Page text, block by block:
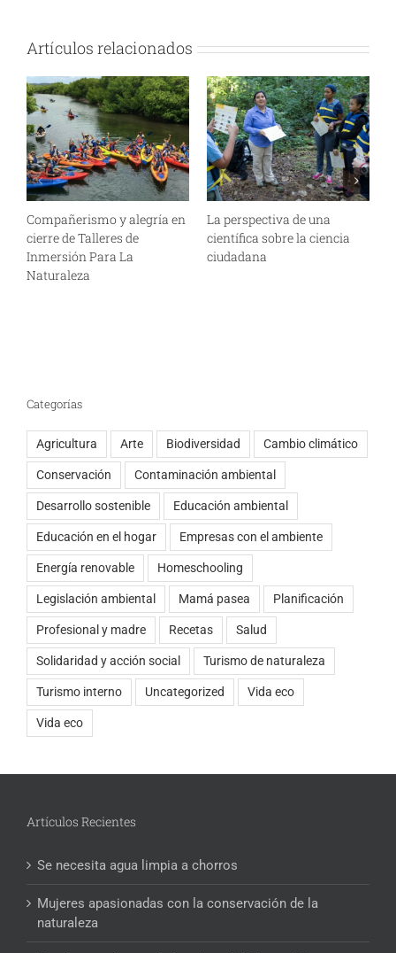
Artículos relacionados
Compañerismo y alegría en
cierre de Talleres de
Inmersión Para La
Naturaleza
La perspectiva de una
científica sobre la ciencia
ciudadana
Categorías
Agricultura Arte Biodiversidad Cambio climático
Conservación Contaminación ambiental
Desarrollo sostenible Educación ambiental
Educación en el hogar Empresas con el ambiente
Energía renovable Homeschooling
Legislación ambiental Mamá pasea Planificación
Profesional y madre Recetas Salud
Solidaridad y acción social Turismo de naturaleza
Turismo interno Uncategorized Vida eco
Vida eco
Artículos Recientes
Se necesita agua limpia a chorros
Mujeres apasionadas con la conservación de la
naturaleza